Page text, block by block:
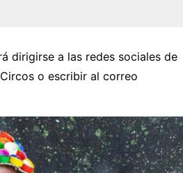
dirigirse a las redes sociales de
o escribir al correo